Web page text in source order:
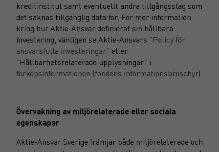
kreditinstitut samt eventuellt andra tillgångsslag som
det saknas tillgänglig data för. För mer information
kring hur Aktie-Ansvar definierat sin hållbara
investering, vänligen se Aktie-Ansvars ”Policy för
ansvarsfulla investeringar” eller
”Hållbarhetsrelaterade upplysningar” i
förköpsinformationen (fondens informationsbroschyr)
Övervakning av miljörelaterade eller sociala
egenskaper
Aktie-Ansvar Sverige främjar både miljörelaterade och